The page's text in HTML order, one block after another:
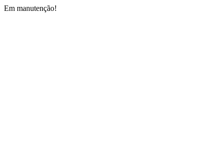
Em manutenção!